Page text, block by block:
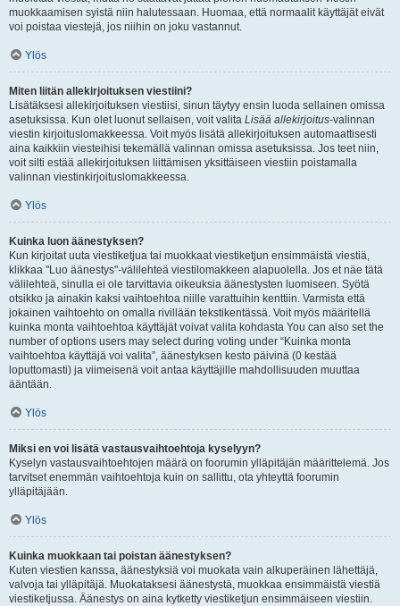
muokkaamisen syistä niin halutessaan. Huomaa, että normaalit käyttäjät eivät
voi poistaa viestejä, jos niihin on joku vastannut.
Ylös
Miten liitän allekirjoituksen viestiini?
Lisätäksesi allekirjoituksen viestiisi, sinun täytyy ensin luoda sellainen omissa
asetuksissa. Kun olet luonut sellaisen, voit valita Lisää allekirjoitus-valinnan
viestin kirjoituslomakkeessa. Voit myös lisätä allekirjoituksen automaattisesti
aina kaikkiin viesteihisi tekemällä valinnan omissa asetuksissa. Jos teet niin,
voit silti estää allekirjoituksen liittämisen yksittäiseen viestiin poistamalla
valinnan viestinkirjoituslomakkeessa.
Ylös
Kuinka luon äänestyksen?
Kun kirjoitat uuta viestiketjua tai muokkaat viestiketjun ensimmäistä viestiä,
klikkaa "Luo äänestys"-välilehteä viestilomakkeen alapuolella. Jos et näe tätä
välilehteä, sinulla ei ole tarvittavia oikeuksia äänestysten luomiseen. Syötä
otsikko ja ainakin kaksi vaihtoehtoa niille varattuihin kenttiin. Varmista että
jokainen vaihtoehto on omalla rivillään tekstikentässä. Voit myös määritellä
kuinka monta vaihtoehtoa käyttäjät voivat valita kohdasta You can also set the
number of options users may select during voting under “Kuinka monta
vaihtoehtoa käyttäjä voi valita”, äänestyksen kesto päivinä (0 kestää
loputtomasti) ja viimeisenä voit antaa käyttäjille mahdollisuuden muuttaa
ääntään.
Ylös
Miksi en voi lisätä vastausvaihtoehtoja kyselyyn?
Kyselyn vastausvaihtoehtojen määrä on foorumin ylläpitäjän määrittelemä. Jos
tarvitset enemmän vaihtoehtoja kuin on sallittu, ota yhteyttä foorumin
ylläpitäjään.
Ylös
Kuinka muokkaan tai poistan äänestyksen?
Kuten viestien kanssa, äänestyksiä voi muokata vain alkuperäinen lähettäjä,
valvoja tai ylläpitäjä. Muokataksesi äänestystä, muokkaa ensimmäistä viestiä
viestiketjussa. Äänestys on aina kytketty viestiketjun ensimmäiseen viestiin.